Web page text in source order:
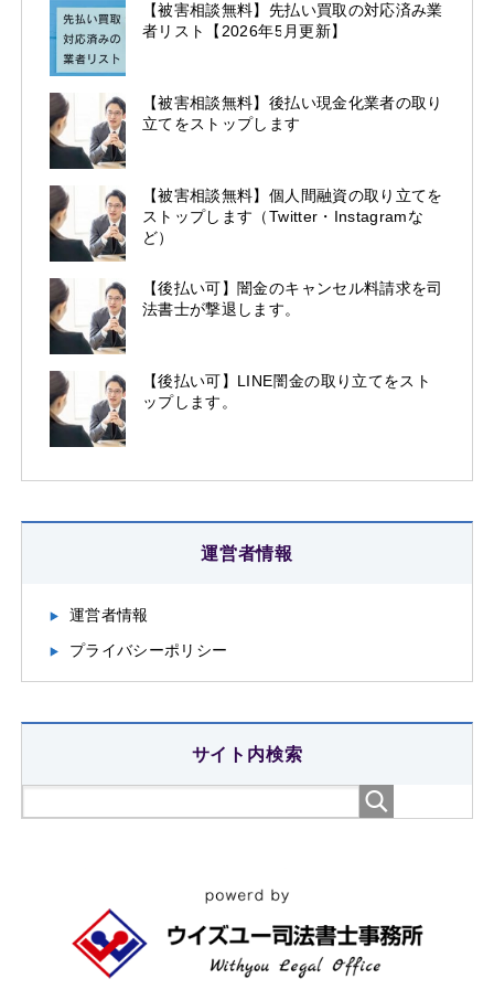
【被害相談無料】先払い買取の対応済み業
者リスト【2026年5月更新】
【被害相談無料】後払い現金化業者の取り
立てをストップします
【被害相談無料】個人間融資の取り立てを
ストップします（Twitter・Instagramな
ど）
【後払い可】闇金のキャンセル料請求を司
法書士が撃退します。
【後払い可】LINE闇金の取り立てをスト
ップします。
運営者情報
運営者情報
プライバシーポリシー
サイト内検索